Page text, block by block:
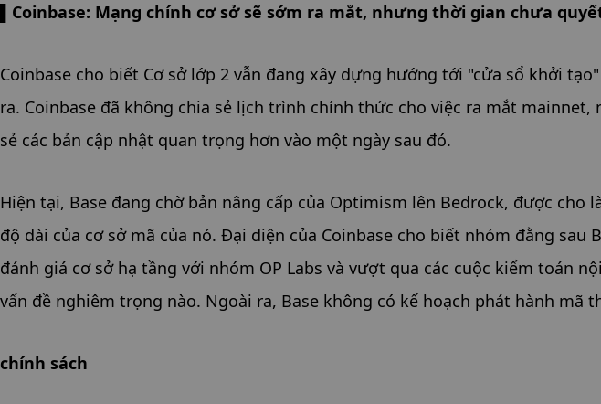
▌Coinbase: Mạng chính cơ sở sẽ sớm ra mắt, nhưng thời gian chưa
Coinbase cho biết Cơ sở lớp 2 vẫn đang xây dựng hướng tới "cửa sổ khởi
ra. Coinbase đã không chia sẻ lịch trình chính thức cho việc ra mắt
sẻ các bản cập nhật quan trọng hơn vào một ngày sau đó.
Hiện tại, Base đang chờ bản nâng cấp của Optimism lên Bedrock, được cho
độ dài của cơ sở mã của nó. Đại diện của Coinbase cho biết nhóm đằng sau
đánh giá cơ sở hạ tầng với nhóm OP Labs và vượt qua các cuộc kiểm toán
vấn đề nghiêm trọng nào. Ngoài ra, Base không có kế hoạch phát hành mã
chính sách